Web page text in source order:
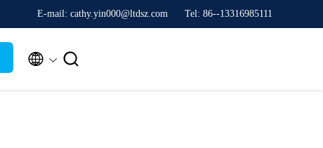
E-mail: cathy.yin000@ltdsz.com Tel: 86--13316985111
 